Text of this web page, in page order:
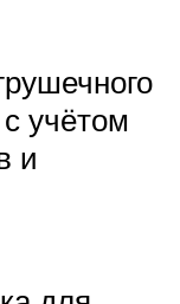
учётом
и